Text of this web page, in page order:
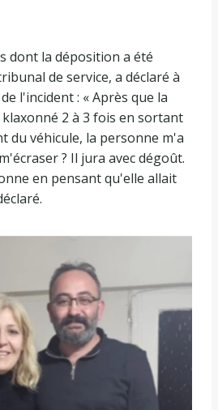
dont la déposition a été
de service, a déclaré à
l'incident : « Après que la
2 à 3 fois en sortant
du véhicule, la personne m'a
? Il jura avec dégoût.
en pensant qu'elle allait